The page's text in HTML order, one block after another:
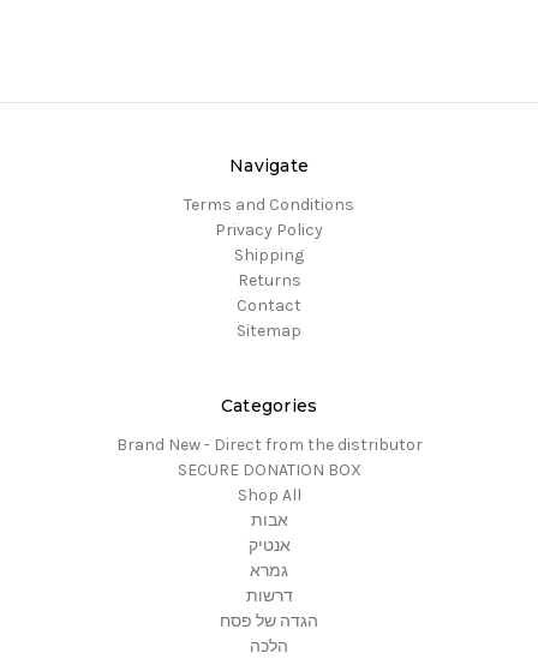
Navigate
Terms and Conditions
Privacy Policy
Shipping
Returns
Contact
Sitemap
Categories
Brand New - Direct from the distributor
SECURE DONATION BOX
Shop All
אבות
אנטיק
גמרא
דרשות
הגדה של פסח
הלכה